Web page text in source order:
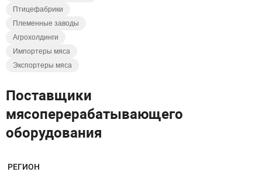
Птицефабрики
Племенные заводы
Агрохолдинги
Импортеры мяса
Экспортеры мяса
Поставщики
мясоперерабатывающего
оборудования
Меню навигации
РЕГИОН